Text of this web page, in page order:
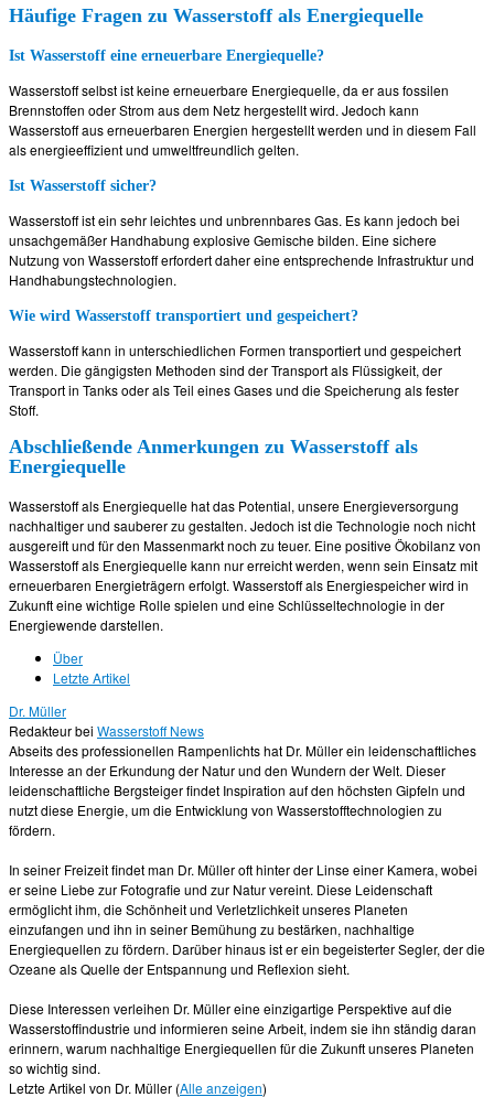
Häufige Fragen zu Wasserstoff als Energiequelle
Ist Wasserstoff eine erneuerbare Energiequelle?
Wasserstoff selbst ist keine erneuerbare Energiequelle, da er aus fossilen
Brennstoffen oder Strom aus dem Netz hergestellt wird. Jedoch kann
Wasserstoff aus erneuerbaren Energien hergestellt werden und in diesem Fall
als energieeffizient und umweltfreundlich gelten.
Ist Wasserstoff sicher?
Wasserstoff ist ein sehr leichtes und unbrennbares Gas. Es kann jedoch bei
unsachgemäßer Handhabung explosive Gemische bilden. Eine sichere
Nutzung von Wasserstoff erfordert daher eine entsprechende Infrastruktur und
Handhabungstechnologien.
Wie wird Wasserstoff transportiert und gespeichert?
Wasserstoff kann in unterschiedlichen Formen transportiert und gespeichert
werden. Die gängigsten Methoden sind der Transport als Flüssigkeit, der
Transport in Tanks oder als Teil eines Gases und die Speicherung als fester
Stoff.
Abschließende Anmerkungen zu Wasserstoff als
Energiequelle
Wasserstoff als Energiequelle hat das Potential, unsere Energieversorgung
nachhaltiger und sauberer zu gestalten. Jedoch ist die Technologie noch nicht
ausgereift und für den Massenmarkt noch zu teuer. Eine positive Ökobilanz von
Wasserstoff als Energiequelle kann nur erreicht werden, wenn sein Einsatz mit
erneuerbaren Energieträgern erfolgt. Wasserstoff als Energiespeicher wird in
Zukunft eine wichtige Rolle spielen und eine Schlüsseltechnologie in der
Energiewende darstellen.
Über
Letzte Artikel
Dr. Müller
Redakteurbei Wasserstoff News
Abseits des professionellen Rampenlichts hat Dr. Müller ein leidenschaftliches
Interesse an der Erkundung der Natur und den Wundern der Welt. Dieser
leidenschaftliche Bergsteiger findet Inspiration auf den höchsten Gipfeln und
nutzt diese Energie, um die Entwicklung von Wasserstofftechnologien zu
fördern.
In seiner Freizeit findet man Dr. Müller oft hinter der Linse einer Kamera, wobei
er seine Liebe zur Fotografie und zur Natur vereint. Diese Leidenschaft
ermöglicht ihm, die Schönheit und Verletzlichkeit unseres Planeten
einzufangen und ihn in seiner Bemühung zu bestärken, nachhaltige
Energiequellen zu fördern. Darüber hinaus ist er ein begeisterter Segler, der die
Ozeane als Quelle der Entspannung und Reflexion sieht.
Diese Interessen verleihen Dr. Müller eine einzigartige Perspektive auf die
Wasserstoffindustrie und informieren seine Arbeit, indem sie ihn ständig daran
erinnern, warum nachhaltige Energiequellen für die Zukunft unseres Planeten
so wichtig sind.
Letzte Artikel von Dr. Müller (Alle anzeigen)